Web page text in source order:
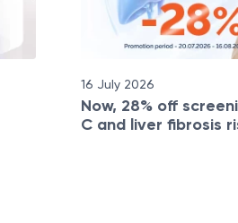
16 July 2026
Now, 28% off
C and liver fibrosis